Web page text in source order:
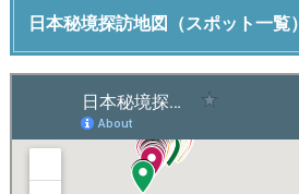
日本秘境探訪地図（スポット一覧）